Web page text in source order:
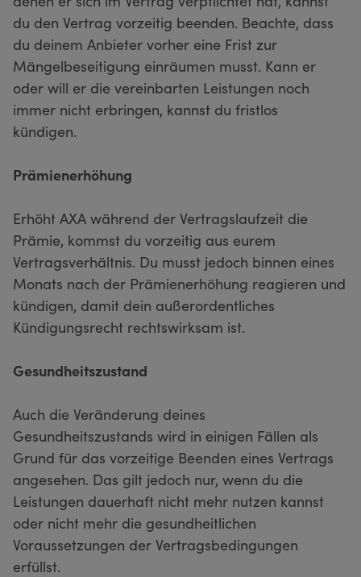
du den Vertrag vorzeitig beenden. Beachte, dass
du deinem Anbieter vorher eine Frist zur
Mängelbeseitigung einräumen musst. Kann er
oder will er die vereinbarten Leistungen noch
immer nicht erbringen, kannst du fristlos
kündigen.
Prämienerhöhung
Erhöht AXA während der Vertragslaufzeit die
Prämie, kommst du vorzeitig aus eurem
Vertragsverhältnis. Du musst jedoch binnen eines
Monats nach der Prämienerhöhung reagieren und
kündigen, damit dein außerordentliches
Kündigungsrecht rechtswirksam ist.
Gesundheitszustand
Auch die Veränderung deines
Gesundheitszustands wird in einigen Fällen als
Grund für das vorzeitige Beenden eines Vertrags
angesehen. Das gilt jedoch nur, wenn du die
Leistungen dauerhaft nicht mehr nutzen kannst
oder nicht mehr die gesundheitlichen
Voraussetzungen der Vertragsbedingungen
erfüllst.